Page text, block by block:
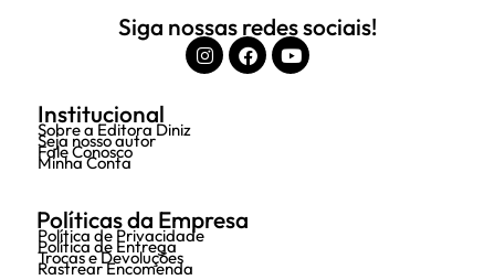
Siga nossas redes sociais!
Institucional
Sobre a Editora Diniz
Seja nosso autor
Fale Conosco
Minha Conta
Políticas da Empresa
Política de Privacidade
Política de Entrega
Trocas e Devoluções
Rastrear Encomenda